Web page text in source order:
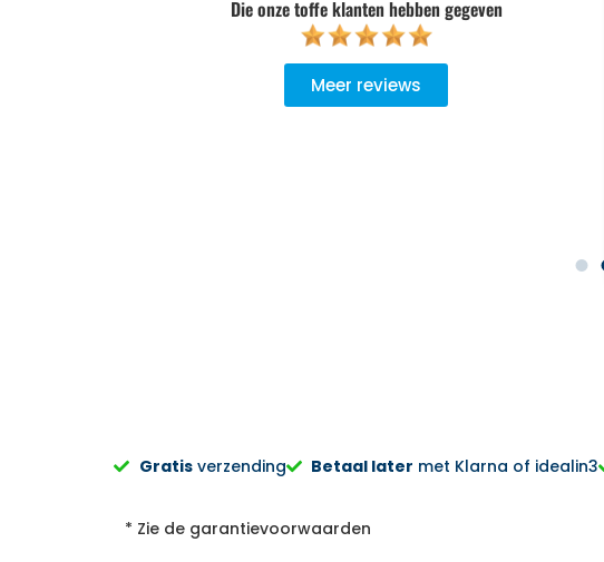
Die onze toffe klanten hebben gegeven
Meer reviews
geadviseerd, niet opdringerig, de keuze wordt aan je zelf
Gratisverzending Betaal later met Klarna of idealin3
* Zie de garantievoorwaarden